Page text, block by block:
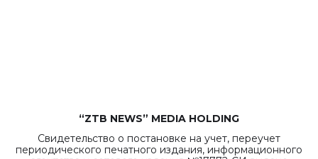
“ZTB NEWS” MEDIA HOLDING
Свидетельство о постановке на учет, переучет
периодического печатного издания, информационного